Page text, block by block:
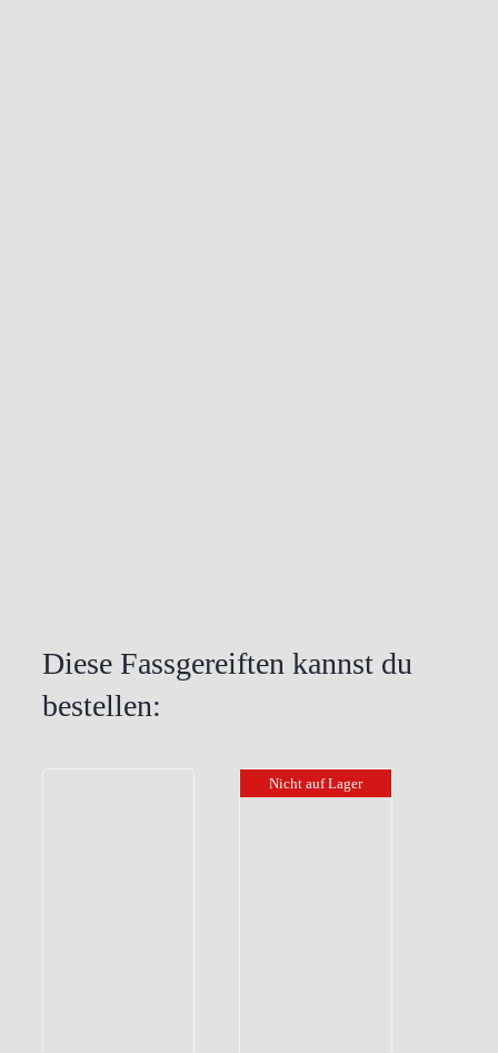
Diese Fassgereiften kannst du
bestellen:
Nicht auf Lager